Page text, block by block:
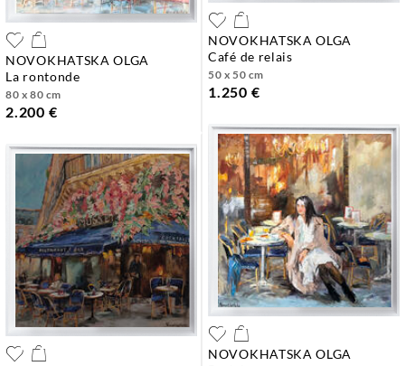
NOVOKHATSKA OLGA
la rontonde
80 x 80 cm
2.200 €
NOVOKHATSKA OLGA
café de relais
50 x 50 cm
1.250 €
NOVOKHATSKA OLGA